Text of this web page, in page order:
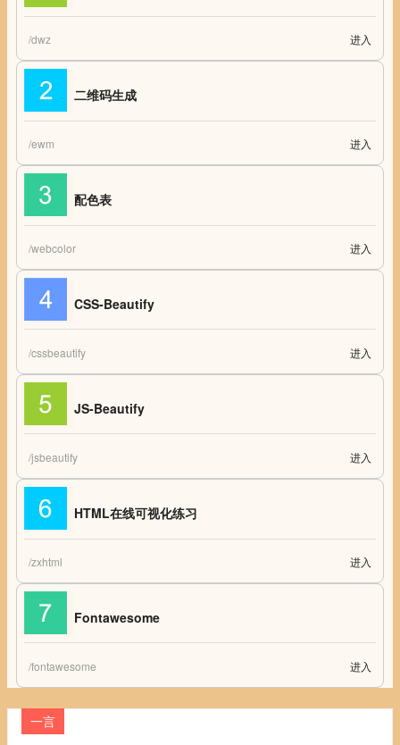
异次元短网址 短网址生成器
/dwz 进入
二维码生成
在线二维码图片生成器
/ewm 进入
配色表
配色表 - 网页设计常用色彩搭配表
/webcolor 进入
CSS-Beautify
CSS-Beautify
/cssbeautify 进入
JS-Beautify
JS-Beautify
/jsbeautify 进入
HTML在线可视化练习
HTML在线可视化练习
/zxhtml 进入
Fontawesome
Fontawesome
/fontawesome 进入
一言